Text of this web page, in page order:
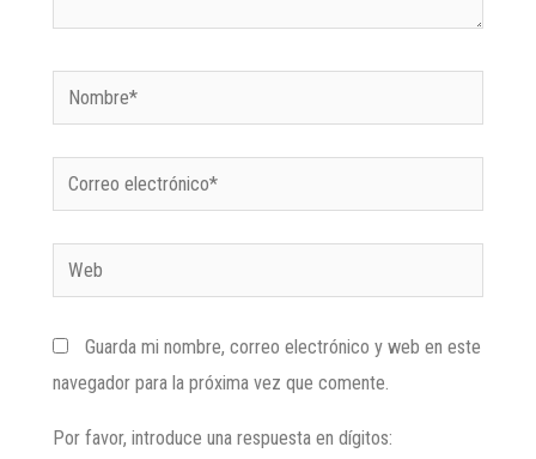
Guarda mi nombre, correo electrónico y web en este
navegador para la próxima vez que comente.
Por favor, introduce una respuesta en dígitos: